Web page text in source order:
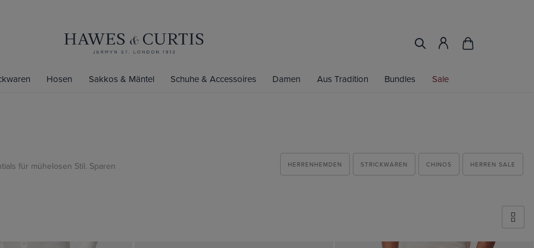
Hosen Sakkos & Mäntel Schuhe & Accessoires Damen Aus Tradition Bundles Sale
für mühelosen Stil. Sparen
HERRENHEMDEN STRICKWAREN CHINOS HERREN SALE